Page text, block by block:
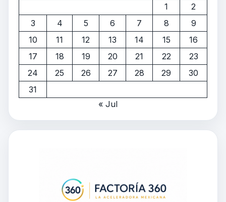
1
2
3
4 5 6 7 8
9
10
11 12 13 14 15
16
17
18 19 20 21 22
23
24
25 26 27 28 29
30
31
« Jul